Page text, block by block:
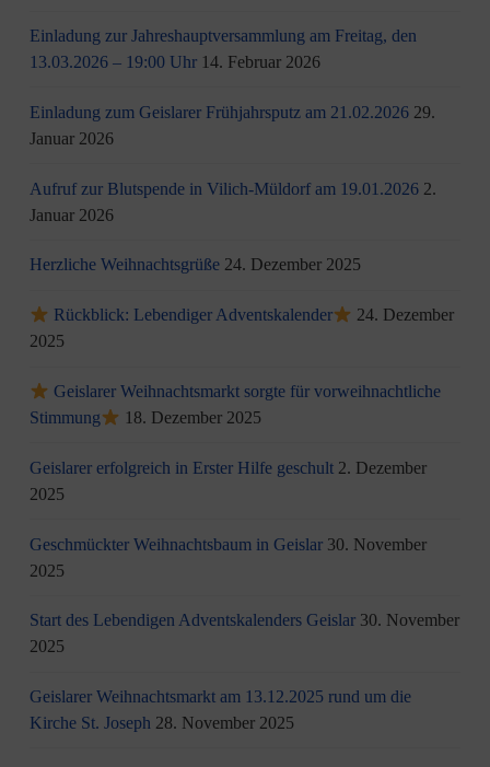
Einladung zur Jahreshauptversammlung am Freitag, den
13.03.2026 – 19:00 Uhr 14. Februar 2026
Einladung zum Geislarer Frühjahrsputz am 21.02.2026 29.
Januar 2026
Aufruf zur Blutspende in Vilich-Müldorf am 19.01.2026 2.
Januar 2026
Herzliche Weihnachtsgrüße 24. Dezember 2025
Rückblick: Lebendiger Adventskalender
24. Dezember
2025
Geislarer Weihnachtsmarkt sorgte für vorweihnachtliche
Stimmung
18. Dezember 2025
Geislarer erfolgreich in Erster Hilfe geschult 2. Dezember
2025
Geschmückter Weihnachtsbaum in Geislar 30. November
2025
Start des Lebendigen Adventskalenders Geislar 30. November
2025
Geislarer Weihnachtsmarkt am 13.12.2025 rund um die
Kirche St. Joseph 28. November 2025